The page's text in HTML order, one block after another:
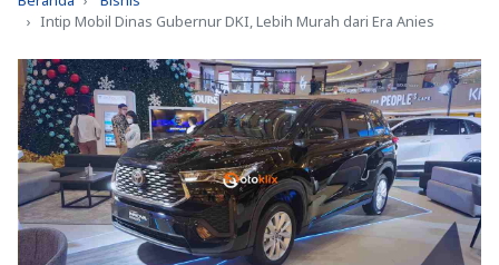
Intip Mobil Dinas Gubernur DKI, Lebih Murah dari Era Anies